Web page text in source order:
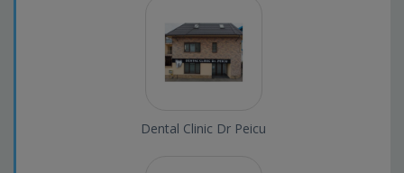
Dental Clinic Dr Peicu